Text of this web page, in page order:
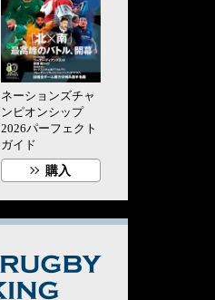
ネーションズチャ
ンピオンシップ
2026パーフェクト
ガイド
購入